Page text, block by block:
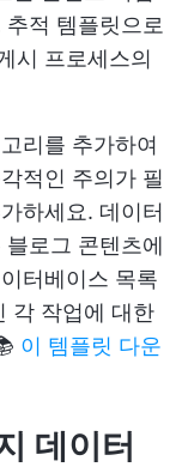
적 템플릿으로
시 프로세스의
리를 추가하여
적인 주의가 필
하세요. 데이터
로그 콘텐츠에
터베이스 목록
각 작업에 대한
이 템플릿 다운
데이터